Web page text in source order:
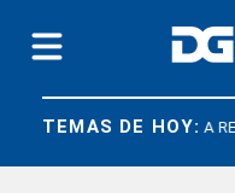
TEMAS DE HOY:
DERECHO A RESPUESTA